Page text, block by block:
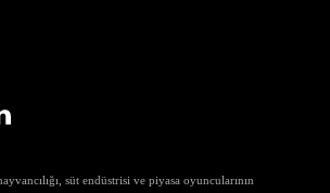
süt endüstrisi ve piyasa oyuncularının